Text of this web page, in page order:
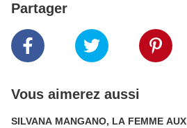
Partager
Vous aimerez aussi
SILVANA MANGANO, LA FEMME AUX